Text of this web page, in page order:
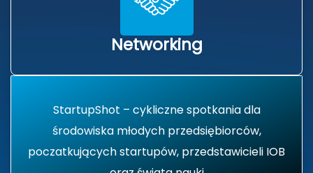
Networking
StartupShot – cykliczne spotkania dla
środowiska młodych przedsiębiorców,
poczatkujących startupów, przedstawicieli IOB